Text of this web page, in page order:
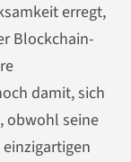
erregt,
Blockchain-
damit, sich
obwohl seine